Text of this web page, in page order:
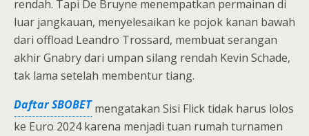
rendah. Tapi De Bruyne menempatkan permainan di
luar jangkauan, menyelesaikan ke pojok kanan bawah
dari offload Leandro Trossard, membuat serangan
akhir Gnabry dari umpan silang rendah Kevin Schade,
tak lama setelah membentur tiang.
Daftar SBOBET mengatakan Sisi Flick tidak harus lolos
ke Euro 2024 karena menjadi tuan rumah turnamen